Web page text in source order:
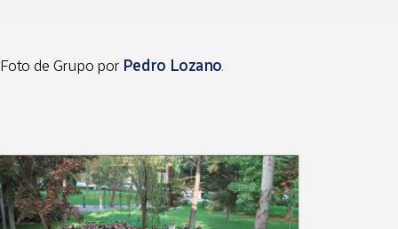
Foto de Grupo por Pedro Lozano.